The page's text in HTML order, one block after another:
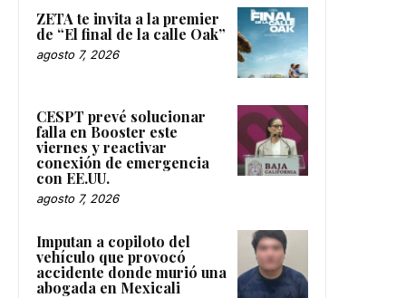
ZETA te invita a la premier
de “El final de la calle Oak”
agosto 7, 2026
CESPT prevé solucionar
falla en Booster este
viernes y reactivar
conexión de emergencia
con EE.UU.
agosto 7, 2026
Imputan a copiloto del
vehículo que provocó
accidente donde murió una
abogada en Mexicali